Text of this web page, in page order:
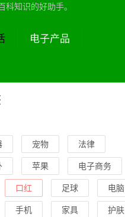
知识的好助手。
电子产品
宠物 法律
苹果 电子商务
口红 足球 电脑
手机 家具 护肤